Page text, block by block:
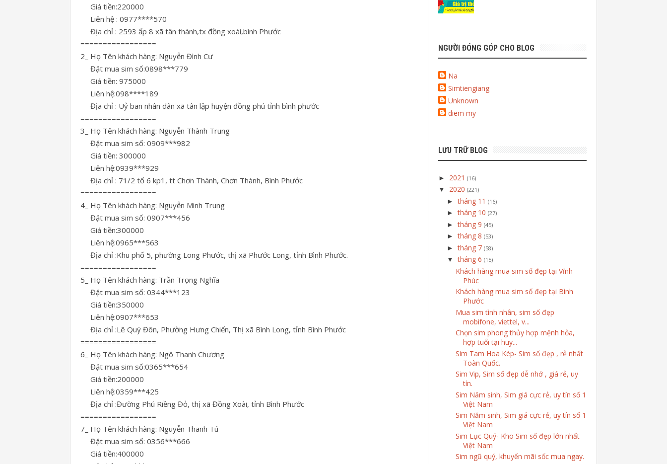
Giá tiền:220000
Liên hệ : 0977****570
Địa chỉ : 2593 ấp 8 xã tân thành,tx đồng xoài,bình Phước
=================
2_ Họ Tên khách hàng: Nguyễn Đình Cư
Đặt mua sim số:0898***779
Giá tiền: 975000
Liên hệ:098****189
Địa chỉ : Uỷ ban nhân dân xã tân lập huyện đồng phú tỉnh bình phước
=================
3_ Họ Tên khách hàng: Nguyễn Thành Trung
Đặt mua sim số: 0909***982
Giá tiền: 300000
Liên hệ:0939***929
Địa chỉ : 71/2 tổ 6 kp1, tt Chơn Thành, Chơn Thành, Bình Phước
=================
4_ Họ Tên khách hàng: Nguyễn Minh Trung
Đặt mua sim số: 0907***456
Giá tiền:300000
Liên hệ:0965***563
Địa chỉ :Khu phố 5, phường Long Phước, thị xã Phước Long, tỉnh Bình Phước.
=================
5_ Họ Tên khách hàng: Trần Trọng Nghĩa
Đặt mua sim số: 0344***123
Giá tiền:350000
Liên hệ:0907***653
Địa chỉ :Lê Quý Đôn, Phường Hưng Chiến, Thị xã Bình Long, tỉnh Bình Phước
=================
6_ Họ Tên khách hàng: Ngô Thanh Chương
Đặt mua sim số:0365***654
Giá tiền:200000
Liên hệ:0359***425
Địa chỉ :Đường Phú Riềng Đỏ, thị xã Đồng Xoài, tỉnh Bình Phước
=================
7_ Họ Tên khách hàng: Nguyễn Thanh Tú
Đặt mua sim số: 0356***666
Giá tiền:400000
NGƯỜI ĐÓNG GÓP CHO BLOG
Na
Simtiengiang
Unknown
diem my
LƯU TRỮ BLOG
► 2021 (16)
▼ 2020 (221)
►tháng 11 (16)
►tháng 10 (27)
►tháng 9 (45)
►tháng 8 (53)
►tháng 7 (58)
▼tháng 6 (15)
Khách hàng mua sim số đẹp tại Vĩnh
Phúc
Khách hàng mua sim số đẹp tại Bình
Phước
Mua sim tình nhân, sim số đẹp
mobifone, viettel, v...
Chọn sim phong thủy hợp mệnh hỏa,
hợp tuổi tại huy...
Sim Tam Hoa Kép- Sim số đẹp , rẻ nhất
Toàn Quốc.
Sim Vip, Sim số đẹp dễ nhớ , giá rẻ, uy
tín.
Sim Năm sinh, Sim giá cực rẻ, uy tín số 1
Việt Nam
Sim Năm sinh, Sim giá cực rẻ, uy tín số 1
Việt Nam
Sim Lục Quý- Kho Sim số đẹp lớn nhất
Việt Nam
Sim ngũ quý, khuyến mãi sốc mua ngay.